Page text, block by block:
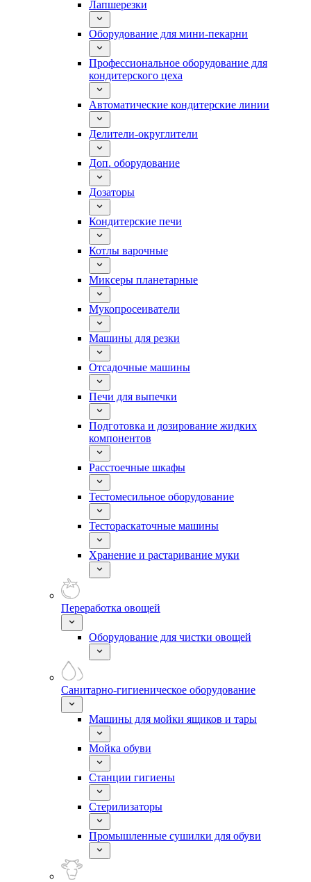
Лапшерезки
Оборудование для мини-пекарни
Профессиональное оборудование для
кондитерского цеха
Автоматические кондитерские линии
Делители-округлители
Доп. оборудование
Дозаторы
Кондитерские печи
Котлы варочные
Миксеры планетарные
Мукопросеиватели
Машины для резки
Отсадочные машины
Печи для выпечки
Подготовка и дозирование жидких
компонентов
Расстоечные шкафы
Тестомесильное оборудование
Тестораскаточные машины
Хранение и растаривание муки
Переработка овощей
Оборудование для чистки овощей
Санитарно-гигиеническое оборудование
Машины для мойки ящиков и тары
Мойка обуви
Станции гигиены
Стерилизаторы
Промышленные сушилки для обуви